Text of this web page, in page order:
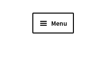
Menu